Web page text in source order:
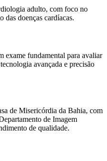
adulto, com foco no
das doenças cardíacas.
exame fundamental para avaliar
avançada e precisão
de Misericórdia da Bahia, com
de Imagem
de qualidade.